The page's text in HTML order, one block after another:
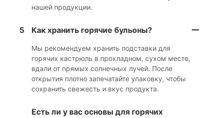
нашей продукции.
5 Как хранить горячие бульоны?
Мы рекомендуем хранить подставки для
горячих кастрюль в прохладном, сухом месте,
вдали от прямых солнечных лучей. После
открытия плотно запечатайте упаковку, чтобы
сохранить свежесть и вкус продукта.
Есть ли у вас основы для горячих